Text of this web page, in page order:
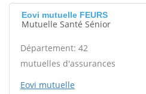
Eovi mutuelle FEURS
Mutuelle Santé Sénior
Département: 42
mutuelles d'assurances
Eovi mutuelle